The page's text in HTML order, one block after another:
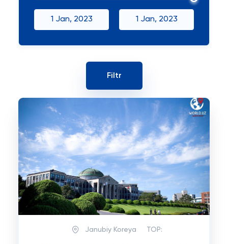
1 Jan, 2023 1 Jan, 2023
Janubiy Koreya TOP: